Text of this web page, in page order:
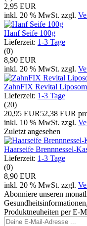
2,95 EUR
inkl. 20 % MwSt. zzgl.
Hanf Seife 100g
Lieferzeit: 1-3 Tage
(0)
8,90 EUR
inkl. 20 % MwSt. zzgl.
ZahnFIX Revital
Lieferzeit: 1-3 Tage
(20)
20,95 EUR52,38 EUR
inkl. 10 % MwSt. zzgl.
Zuletzt angesehen
Haarseife Brennnessel-
Lieferzeit: 1-3 Tage
(0)
8,90 EUR
inkl. 20 % MwSt. zzgl.
Abonniere unseren
Produktneuheiten per E-